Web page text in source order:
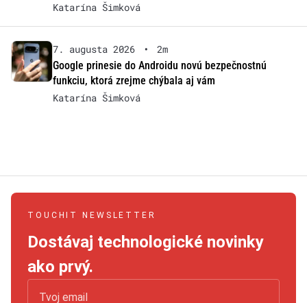
Katarína Šimková
7. augusta 2026 •
2m
Google prinesie do Androidu novú bezpečnostnú
funkciu, ktorá zrejme chýbala aj vám
Katarína Šimková
TOUCHIT NEWSLETTER
Dostávaj technologické novinky
ako prvý.